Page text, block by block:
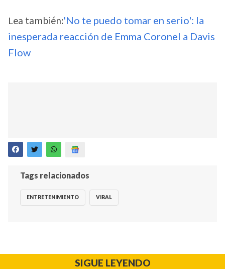
Lea también:'No te puedo tomar en serio': la
inesperada reacción de Emma Coronel a Davis
Flow
Tags relacionados
ENTRETENIMIENTO VIRAL
SIGUE LEYENDO